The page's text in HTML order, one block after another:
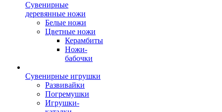
Сувенирные
деревянные ножи
Белые ножи
Цветные ножи
Керамбиты
Ножи-
бабочки
Сувенирные игрушки
Развивайки
Погремушки
Игрушки-